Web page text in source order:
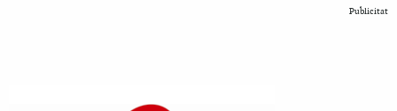
Publicitat